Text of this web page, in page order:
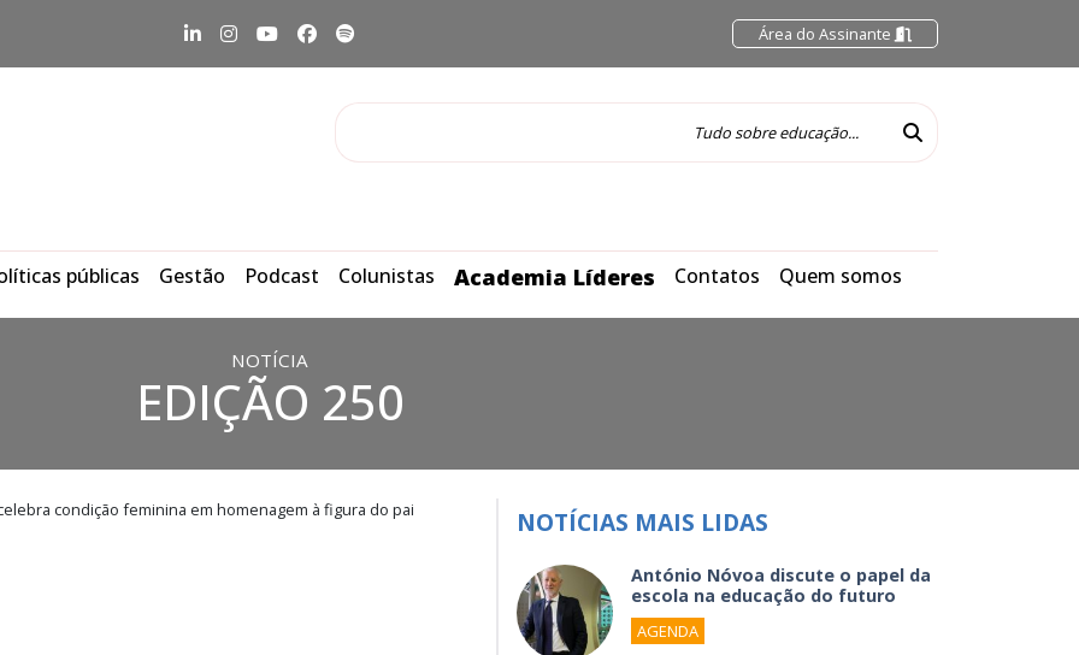
Área do Assinante
públicas Gestão Podcast Colunistas Academia Líderes Contatos Quem somos
NOTÍCIA
EDIÇÃO 250
condição feminina em homenagem à figura do pai NOTÍCIAS MAIS LIDAS
António Nóvoa discute o papel da
escola na educação do futuro
AGENDA